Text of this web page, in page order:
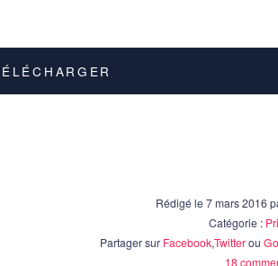
Rédigé le 7 mars 2016
Catégorie :
Partager sur Facebook,Twitterou
18